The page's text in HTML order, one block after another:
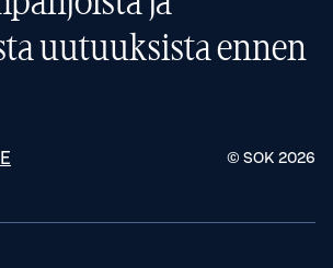
uutuuksista ennen
© SOK 2026